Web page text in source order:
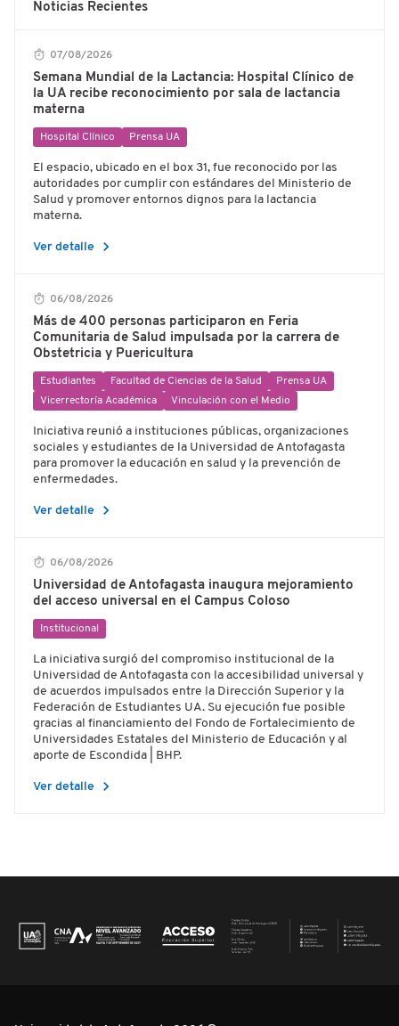
Noticias Recientes
07/08/2026
Semana Mundial de la Lactancia: Hospital Clínico de
la UA recibe reconocimiento por sala de lactancia
materna
Hospital Clínico Prensa UA
El espacio, ubicado en el box 31, fue reconocido por las
autoridades por cumplir con estándares del Ministerio de
Salud y promover entornos dignos para la lactancia
materna.
Ver detalle chevron_right
06/08/2026
Más de 400 personas participaron en Feria
Comunitaria de Salud impulsada por la carrera de
Obstetricia y Puericultura
Estudiantes Facultad de Ciencias de la Salud
Prensa UA
Vicerrectoría Académica
Vinculación con el Medio
Iniciativa reunió a instituciones públicas, organizaciones
sociales y estudiantes de la Universidad de Antofagasta
para promover la educación en salud y la prevención de
enfermedades.
Ver detalle chevron_right
06/08/2026
Universidad de Antofagasta inaugura mejoramiento
del acceso universal en el Campus Coloso
Institucional
La iniciativa surgió del compromiso institucional de la
Universidad de Antofagasta con la accesibilidad universal y
de acuerdos impulsados entre la Dirección Superior y la
Federación de Estudiantes UA. Su ejecución fue posible
gracias al financiamiento del Fondo de Fortalecimiento de
Universidades Estatales del Ministerio de Educación y al
aporte de Escondida | BHP.
Ver detalle chevron_right